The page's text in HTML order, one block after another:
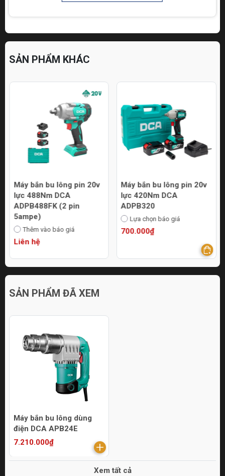
SẢN PHẨM KHÁC
Máy bắn bu lông pin 20v
lực 488Nm DCA
ADPB488FK (2 pin
5ampe)
Thêm vào báo giá
Liên hệ
Máy bắn bu lông pin 20v
lực 420Nm DCA
ADPB320
Lựa chọn báo giá
700.000₫
SẢN PHẨM ĐÃ XEM
Máy bắn bu lông dùng
điện DCA APB24E
7.210.000₫
Xem tất cả